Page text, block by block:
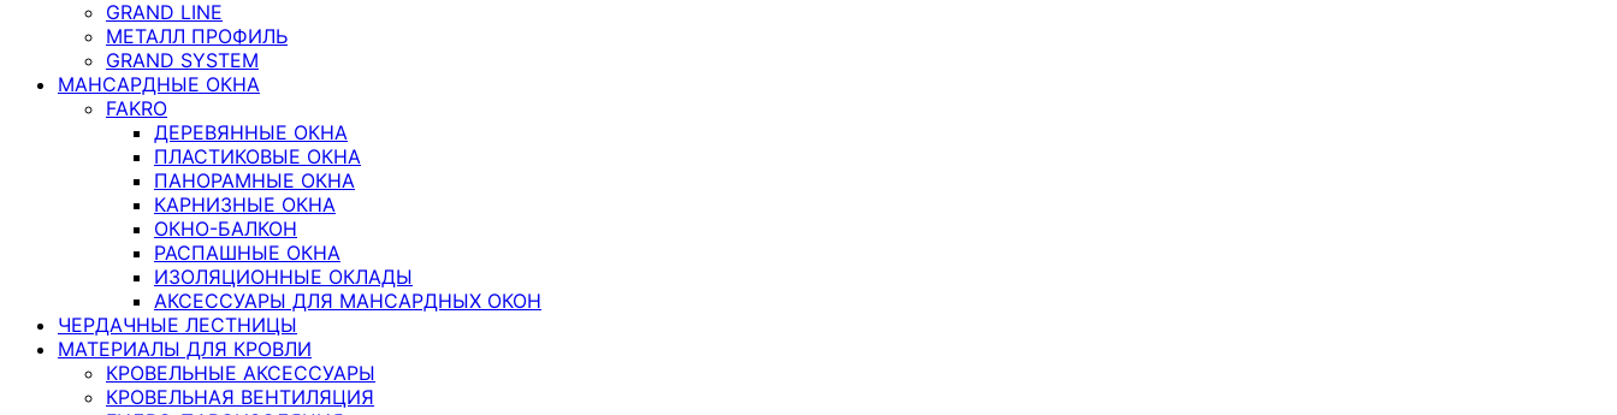
GRAND LINE
МЕТАЛЛ ПРОФИЛЬ
GRAND SYSTEM
МАНСАРДНЫЕ ОКНА
FAKRO
ДЕРЕВЯННЫЕ ОКНА
ПЛАСТИКОВЫЕ ОКНА
ПАНОРАМНЫЕ ОКНА
КАРНИЗНЫЕ ОКНА
ОКНО-БАЛКОН
РАСПАШНЫЕ ОКНА
ИЗОЛЯЦИОННЫЕ ОКЛАДЫ
АКСЕССУАРЫ ДЛЯ МАНСАРДНЫХ ОКОН
ЧЕРДАЧНЫЕ ЛЕСТНИЦЫ
МАТЕРИАЛЫ ДЛЯ КРОВЛИ
КРОВЕЛЬНЫЕ АКСЕССУАРЫ
КРОВЕЛЬНАЯ ВЕНТИЛЯЦИЯ